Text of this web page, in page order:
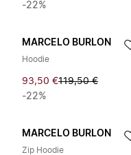
-22%
MARCELO BURLON
Hoodie
93,50 €119,50 €
-22%
MARCELO BURLON
Zip Hoodie